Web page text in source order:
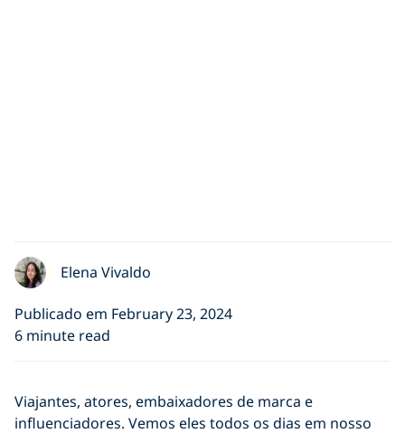
Elena Vivaldo
Publicado em February 23, 2024
6 minute read
Viajantes, atores, embaixadores de marca e
influenciadores. Vemos eles todos os dias em nosso